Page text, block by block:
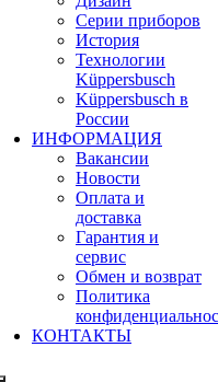
Серии приборов
История
Технологии
Küppersbusch
Küppersbusch в
России
ИНФОРМАЦИЯ
Вакансии
Новости
Оплата и
доставка
Гарантия и
сервис
Обмен и возврат
Политика
КОНТАКТЫ